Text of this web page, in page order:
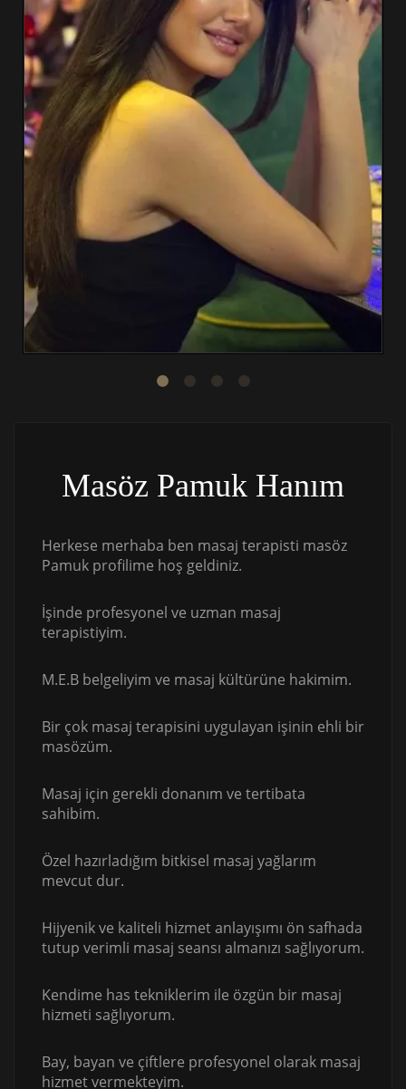
Masöz Pamuk Hanım
Herkese merhaba ben masaj terapisti masöz
Pamuk profilime hoş geldiniz.
İşinde profesyonel ve uzman masaj
terapistiyim.
M.E.B belgeliyim ve masaj kültürüne hakimim.
Bir çok masaj terapisini uygulayan işinin ehli bir
masözüm.
Masaj için gerekli donanım ve tertibata
sahibim.
Özel hazırladığım bitkisel masaj yağlarım
mevcut dur.
Hijyenik ve kaliteli hizmet anlayışımı ön safhada
tutup verimli masaj seansı almanızı sağlıyorum.
Kendime has tekniklerim ile özgün bir masaj
hizmeti sağlıyorum.
Bay, bayan ve çiftlere profesyonel olarak masaj
hizmet vermekteyim.